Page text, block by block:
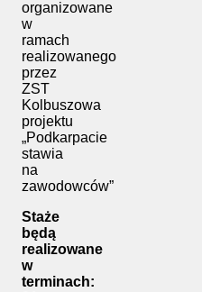
organizowane
w
ramach
realizowanego
przez
ZST
Kolbuszowa
projektu
„Podkarpacie
stawia
na
zawodowców”
Staże
będą
realizowane
w
terminach: